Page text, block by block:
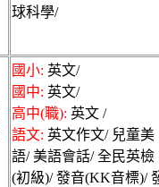
球科學/
國小: 英文/
國中: 英文/
高中(職): 英文 /
語文: 英文作文/ 兒童美
語/ 美語會話/ 全民英檢
(初級)/ 發音(KK音標)/